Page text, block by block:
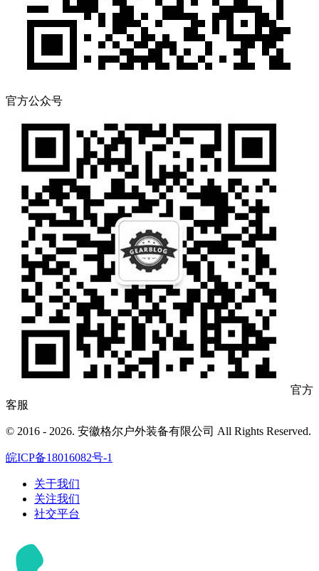
官方公众号
官方
客服
© 2016 - 2026. 安徽格尔户外装备有限公司 All Rights Reserved.
皖ICP备18016082号-1
关于我们
关注我们
社交平台